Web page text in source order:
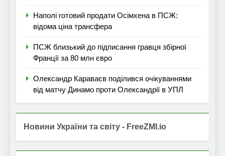
Наполі готовий продати Осімхена в ПСЖ:
відома ціна трансфера
ПСЖ близький до підписання гравця збірної
Франції за 80 млн євро
Олександр Караваєв поділився очікуваннями
від матчу Динамо проти Олександрії в УПЛ
Новини України та світу - FreeZMI.io